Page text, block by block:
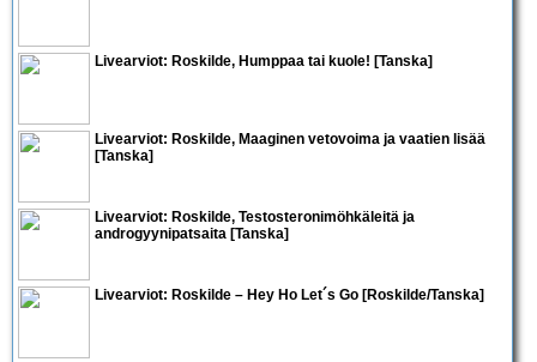
Livearviot: Roskilde, Humppaa tai kuole! [Tanska]
Livearviot: Roskilde, Maaginen vetovoima ja vaatien lisää
[Tanska]
Livearviot: Roskilde, Testosteronimöhkäleitä ja
androgyynipatsaita [Tanska]
Livearviot: Roskilde – Hey Ho Let´s Go [Roskilde/Tanska]